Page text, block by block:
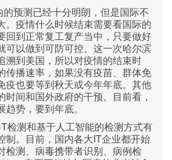
的预测已经十分明朗，但是国际不
。疫情什么时候结束需要看国际的
回到正常复工复产当中，只要做好
可以做到可防可控。这一次哈尔滨
溯到美国，所以对疫情的结束时
传播速率，如果没有疫苗、群体免
疫也要等到秋天或今年年底。其他
时间和国外政府的干预。目前看，
趋势，要到年底。
检测和基于人工智能的检测方式有
制。目前，国内各大IT企业都开始
检测、病毒携带者识别、病例检